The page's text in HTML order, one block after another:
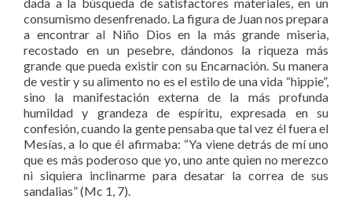
consumismo desenfrenado. La figura de Juan nos prepara
a encontrar al Niño Dios en la más grande miseria,
recostado en un pesebre, dándonos la riqueza más
grande que pueda existir con su Encarnación. Su manera
de vestir y su alimento no es el estilo de una vida “hippie”,
sino la manifestación externa de la más profunda
humildad y grandeza de espíritu, expresada en su
confesión, cuando la gente pensaba que tal vez él fuera el
Mesías, a lo que él afirmaba: “Ya viene detrás de mí uno
que es más poderoso que yo, uno ante quien no merezco
ni siquiera inclinarme para desatar la correa de sus
sandalias” (Mc 1, 7).